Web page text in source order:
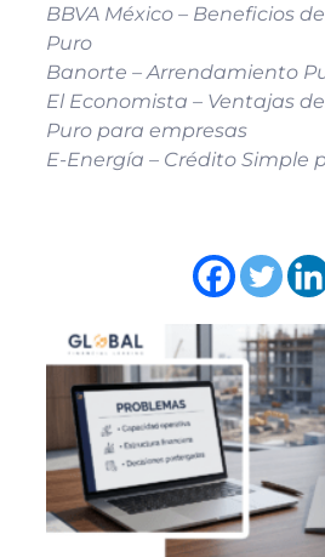
BBVA México – Beneficios
Puro
Banorte – Arrendamiento
El Economista – Ventajas
Puro para empresas
E-Energía – Crédito Simple